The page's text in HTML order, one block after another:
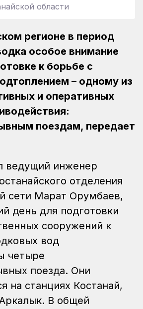
области
регионе в период
особое внимание
к борьбе с
– одному из
и оперативных
поездам, передает
ведущий инженер
отделения
сети Марат Орумбаев,
день для подготовки
сооружений к
вод
четыре
поезда. Они
на станциях Костанай,
В общей